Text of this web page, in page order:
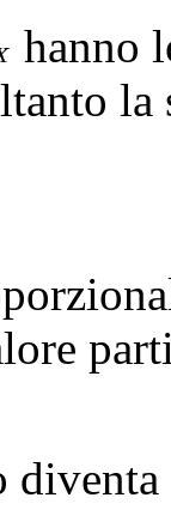
hanno